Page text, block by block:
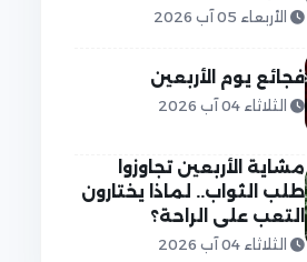
الأربعاء 05 آب 2026
فجائع يوم الأربعين
الثلاثاء 04 آب 2026
مشاية الأربعين تجاوزوا
طلب الثواب.. لماذا يختارون
التعب على الراحة؟
الثلاثاء 04 آب 2026